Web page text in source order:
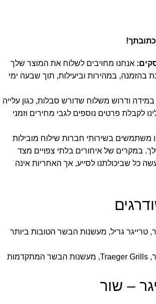
אנחנו מחויבים לשלוח את המוצר שלך
בהזמנה, במהירות וביעילות, תוך שבעה ימי
במידה ודרוש משלוח שדורש סבלות, כגון עלייה
לקבלת פרטים נוספים לגבי מחירים וזמני
משתמשים בשירותי חברות שילוח מובילות
במקרים של איחורים בלתי צפויים מצד
כל שביכולתנו לסייע, אך האחריות אינה
– שור